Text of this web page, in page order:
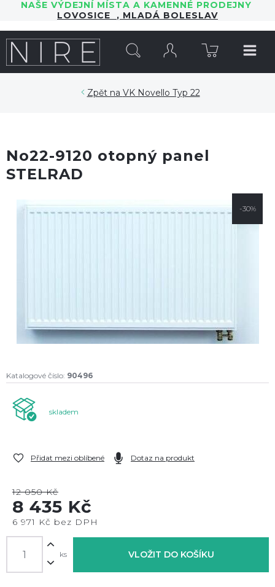
NAŠE VÝDEJNÍ MÍSTA A KAMENNÉ PRODEJNY
LOVOSICE , MLADÁ BOLESLAV
VK Novello Typ 22
No22-9120 otopný panel
STELRAD
-30%
Katalogové číslo: 90496
skladem
Přidat mezi oblíbené Dotaz na produkt
12 050 Kč
8 435 Kč
6 971 Kč bez DPH
ks VLOŽIT DO KOŠÍKU